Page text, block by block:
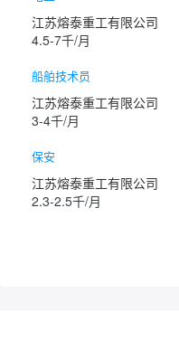
江苏熔泰重工有限公司
4.5-7千/月
船舶技术员
江苏熔泰重工有限公司
3-4千/月
保安
江苏熔泰重工有限公司
2.3-2.5千/月